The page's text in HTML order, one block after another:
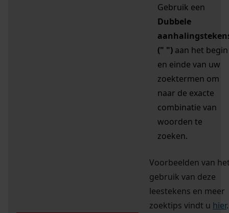
Gebruik een
Dubbele
(" ") aan het begin
en einde van uw
zoektermen om
naar de exacte
combinatie van
woorden te
zoeken.
Voorbeelden van
gebruik van deze
leestekens en meer
zoektips vindt u hier.